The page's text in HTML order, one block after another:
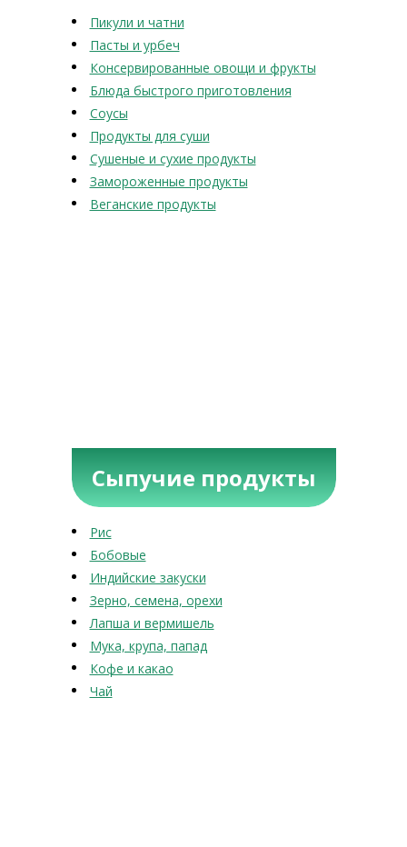
Пикули и чатни
Пасты и урбеч
Консервированные овощи и фрукты
Блюда быстрого приготовления
Соусы
Продукты для суши
Сушеные и сухие продукты
Замороженные продукты
Веганские продукты
Сыпучие продукты
Рис
Бобовые
Индийские закуски
Зерно, семена, орехи
Лапша и вермишель
Мука, крупа, папад
Кофе и какао
Чай